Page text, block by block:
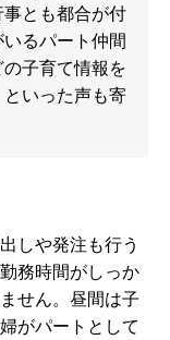
とも都合が付
るパート仲間
子育て情報を
いった声も寄
しや発注も行う
務時間がしっか
せん。昼間は子
がパートとして